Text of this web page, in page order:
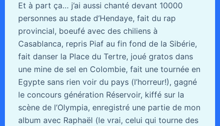
Et à part ça… j’ai aussi chanté devant 10000
personnes au stade d’Hendaye, fait du rap
provincial, boeufé avec des chiliens à
Casablanca, repris Piaf au fin fond de la Sibérie,
fait danser la Place du Tertre, joué gratos dans
une mine de sel en Colombie, fait une tournée en
Egypte sans rien voir du pays (l’horreur!), gagné
le concours génération Réservoir, kiffé sur la
scène de l’Olympia, enregistré une partie de mon
album avec Raphaël (le vrai, celui qui tourne des